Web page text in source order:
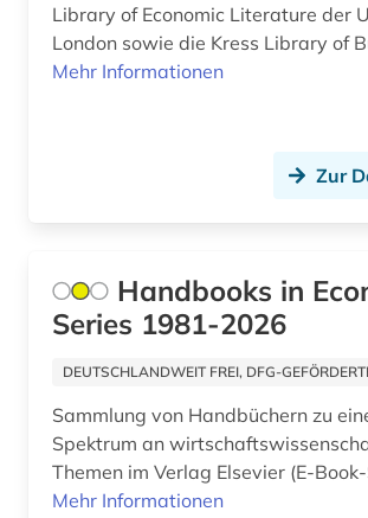
fid biodiversitätsforschung (1)
fid musikwissenschaft (4)
fid slawistik (1)
Library of Economic Literature der
London sowie die Kress Library of
Mehr Informationen
Zur
Handbooks in
Series 1981-2026
DEUTSCHLANDWEIT FREI, DFG-
Sammlung von Handbüchern zu
Spektrum an
Themen im Verlag Elsevier (E-
Mehr Informationen